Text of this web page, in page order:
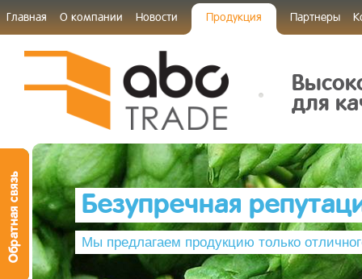
Главная О компании Новости Продукция Партнеры
для
Безупречная
Мы предлагаем продукцию только